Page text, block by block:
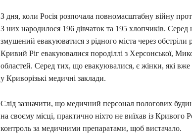
З дня, коли Росія розпочала повномасштабну війну
З них народилося 196 дівчаток та 195 хлопчиків. Серед
змушений евакуюватися з рідного міста через
Кривий Ріг евакуювалися породіллі з Херсонської,
областей. Серед тих, що евакуювалися, є жінки, які вже
у Криворізькі медичні заклади.
Слід зазначити, що медичний персонал пологових
на своєму місці, практично ніхто не виїхав із Кривого
контроль за медичними препаратами, щоб вистачало.